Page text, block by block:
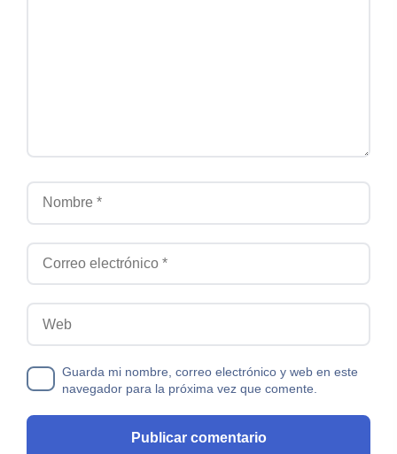
Guarda mi nombre, correo electrónico y web en este
navegador para la próxima vez que comente.